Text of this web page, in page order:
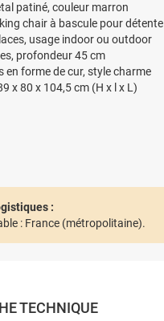
patiné, couleur marron
chair à bascule pour détente
usage indoor ou outdoor
profondeur 45 cm
en forme de cur, style charme
x 80 x 104,5 cm (H x l x L)
:
: France (métropolitaine).
TECHNIQUE